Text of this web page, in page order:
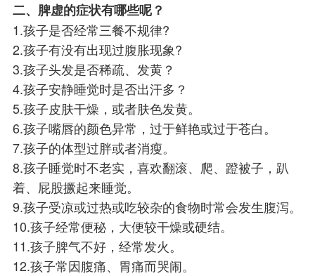
二、脾虚的症状有哪些呢？
1.孩子是否经常三餐不规律?
2.孩子有没有出现过腹胀现象?
3.孩子头发是否稀疏、发黄？
4.孩子安静睡觉时是否出汗多？
5.孩子皮肤干燥，或者肤色发黄。
6.孩子嘴唇的颜色异常，过于鲜艳或过于苍白。
7.孩子的体型过胖或者消瘦。
8.孩子睡觉时不老实，喜欢翻滚、爬、蹬被子，趴
着、屁股撅起来睡觉。
9.孩子受凉或过热或吃较杂的食物时常会发生腹泻。
10.孩子经常便秘，大便较干燥或硬结。
11.孩子脾气不好，经常发火。
12.孩子常因腹痛、胃痛而哭闹。